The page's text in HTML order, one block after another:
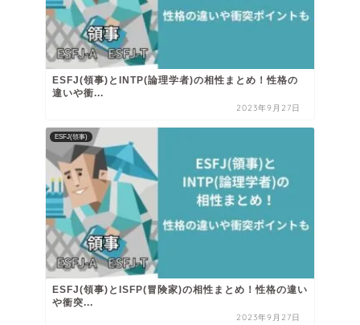
ESFJ(領事)とINTP(論理学者)の相性まとめ！性格の
違いや衝...
2023年9月27日
ESFJ(領事)
ESFJ(領事)とISFP(冒険家)の相性まとめ！性格の違い
や衝突...
2023年9月27日